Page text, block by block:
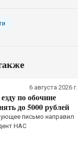
6 августа 2026 г.
по обочине
до 5000 рублей
письмо направил
НАС